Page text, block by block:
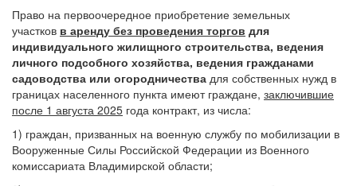
Право на первоочередное приобретение земельных
участков в аренду без проведения торгов для
индивидуального жилищного строительства, ведения
личного подсобного хозяйства, ведения гражданами
садоводства или огородничества для собственных нужд в
границах населенного пункта имеют граждане, заключившие
после 1 августа 2025 года контракт, из числа:
1) граждан, призванных на военную службу по мобилизации в
Вооруженные Силы Российской Федерации из Военного
комиссариата Владимирской области;